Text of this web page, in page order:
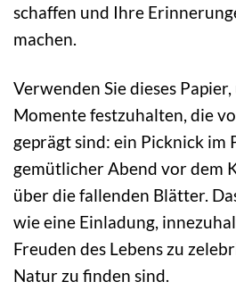
schaffen und Ihre
machen.
Verwenden Sie dieses
Momente festzuhalten, die
geprägt sind: ein Picknick im
gemütlicher Abend vor dem
über die fallenden Blätter.
wie eine Einladung,
Freuden des Lebens zu
Natur zu finden sind.